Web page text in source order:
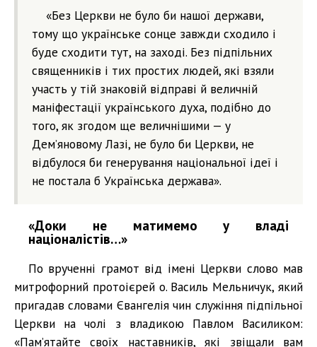
«Без Церкви не було би нашої держави,
тому що українське сонце завжди сходило і
буде сходити тут, на заході. Без підпільних
священників і тих простих людей, які взяли
участь у тій знаковій відправі й величній
маніфестації українського духа, подібно до
того, як згодом ще величнішими — у
Дем’яновому Лазі, не було би Церкви, не
відбулося би генерування національної ідеї і
не постала б Українська держава».
«Доки не матимемо у владі
націоналістів…»
По врученні грамот від імені Церкви слово мав
митрофорний протоієрей о. Василь Мельничук, який
пригадав словами Євангелія чин служіння підпільної
Церкви на чолі з владикою Павлом Василиком:
«Пам’ятайте своїх наставників, які звіщали вам